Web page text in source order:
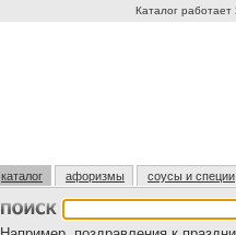
Каталог работает
каталог афоризмы соусы и специи